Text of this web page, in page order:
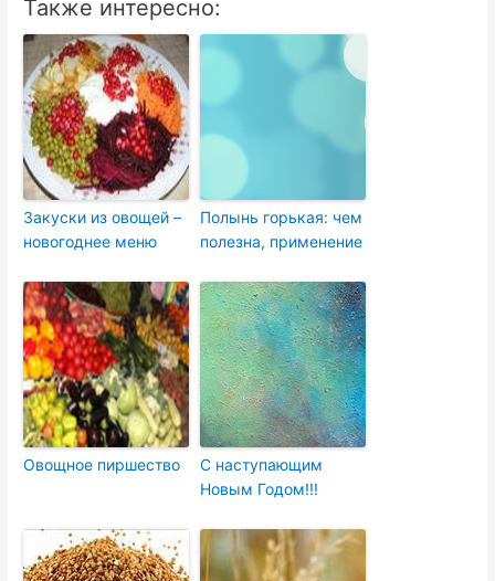
Также интересно:
Закуски из овощей –
новогоднее меню
Полынь горькая: чем
полезна, применение
Овощное пиршество
С наступающим
Новым Годом!!!